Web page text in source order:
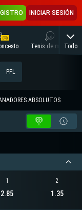
INICIAR SESIÓN
Tenis de mesaTodo
PFL
ABSOLUTOS
1
2.85
2
1.35